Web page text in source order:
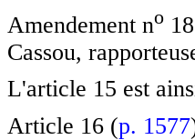
Amendement no
Cassou,
L'article 15 est
Article 16 (p. 1577